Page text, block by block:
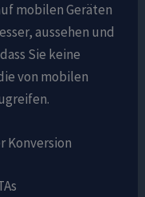
mobilen Geräten
aussehen und
Sie keine
von mobilen
Konversion